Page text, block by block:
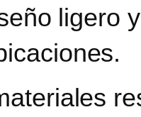
ligero